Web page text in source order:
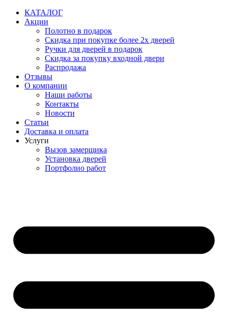
Перейти
содержимому
КАТАЛОГ
Акции
Полотно в подарок
Скидка при покупке более 2х дверей
Ручки для дверей в подарок
Скидка за покупку входной двери
Распродажа
Отзывы
О компании
Наши работы
Контакты
Новости
Статьи
Доставка и оплата
Услуги
Вызов замерщика
Установка дверей
Портфолио работ